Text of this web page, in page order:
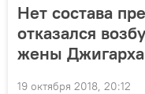
Нет состава
отказался
жены
19 октября 2018, 20:12